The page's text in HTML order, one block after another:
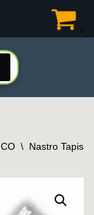
\ Nastro Tapis